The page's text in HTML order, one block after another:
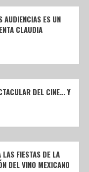
AUDIENCIAS ES UN
CLAUDIA
DEL CINE… Y
FIESTAS DE LA
DEL VINO MEXICANO